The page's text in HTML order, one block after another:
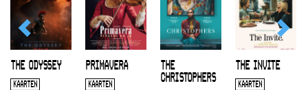
THE ODYSSEY
KAARTEN
PRIMAVERA
KAARTEN
THE
CHRISTOPHERS
THE INVITE
KAARTEN